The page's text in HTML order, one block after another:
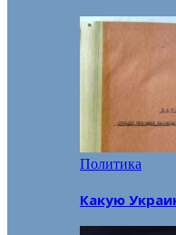
Политика
Какую